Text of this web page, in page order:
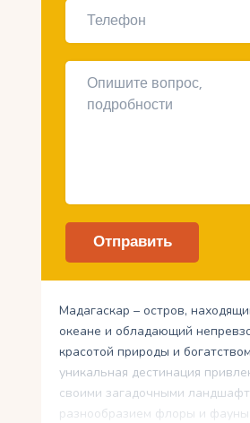
Мадагаскар – остров,
океане и обладающий
красотой природы и
уникальная дестинация
своими загадочными
разнообразием флоры и